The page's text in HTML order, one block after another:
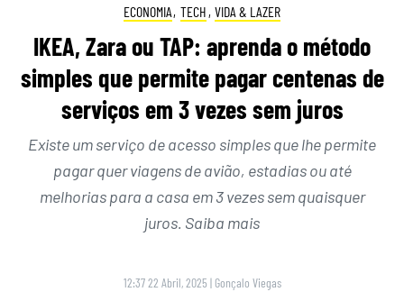
ECONOMIA, TECH , VIDA & LAZER
IKEA, Zara ou TAP: aprenda o método
simples que permite pagar centenas de
serviços em 3 vezes sem juros
Existe um serviço de acesso simples que lhe permite
pagar quer viagens de avião, estadias ou até
melhorias para a casa em 3 vezes sem quaisquer
juros. Saiba mais
12:37 22 Abril, 2025 | Gonçalo Viegas